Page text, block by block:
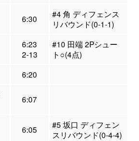
6:30
#4 角 ディフェンス
リバウンド(0-1-1)
6:23
2-13
#10 田端 2Pシュー
ト○(4点)
6:20
6:07
6:05
#5 坂口 ディフェン
スリバウンド(0-4-4)